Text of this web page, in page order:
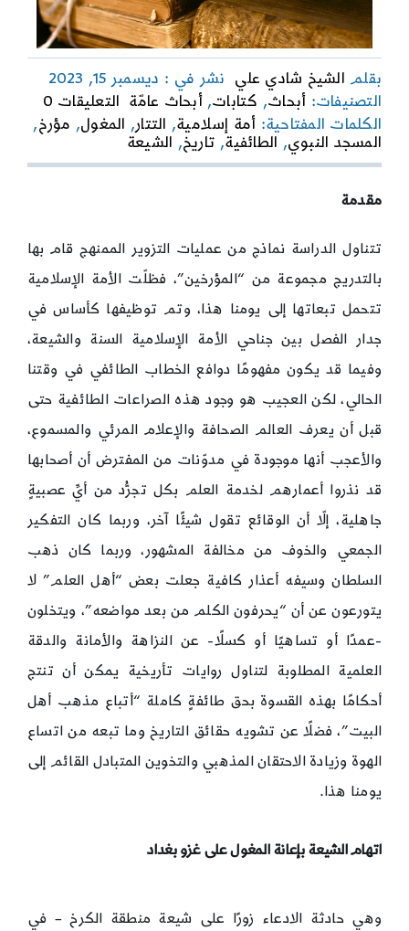
بقلم الشيخ شادي علي
نشر في : ديسمبر 15, 2023
التصنيفات: أبحاث, كتابات,أبحاث عامّة التعليقات 0
الوعي
الكلمات المفتاحية: أمة إسلامية, التتار, المغول, مؤرخ,
المسجد النبوي, الطائفية, تاريخ, الشيعة
مقدمة
تتناول الدراسة نماذج من عمليات التزوير الممنهج قام بها
بالتدريج مجموعة من “المؤرخين”، فظلّت الأمة الإسلامية
تتحمل تبعاتها إلى يومنا هذا، وتم توظيفها كأساس في
جدار الفصل بين جناحي الأمة الإسلامية السنة والشيعة،
وفيما قد يكون مفهومًا دوافع الخطاب الطائفي في وقتنا
الحالي، لكن العجيب هو وجود هذه الصراعات الطائفية حتى
قبل أن يعرف العالم الصحافة والإعلام المرئي والمسموع،
والأعجب أنها موجودة في مدوّنات من المفترض أن أصحابها
قد نذروا أعمارهم لخدمة العلم بكل تجرُّد من أيِّ عصبيةٍ
جاهلية، إلّا أن الوقائع تقول شيئًا آخر، وربما كان التفكير
الجمعي والخوف من مخالفة المشهور، وربما كان ذهب
السلطان وسيفه أعذار كافية جعلت بعض “أهل العلم” لا
يتورعون عن أن “يحرفون الكلم من بعد مواضعه”، ويتخلون
-عمدًا أو تساهيًا أو كسلًا- عن النزاهة والأمانة والدقة
العلمية المطلوبة لتناول روايات تأريخية يمكن أن تنتج
أحكامًا بهذه القسوة بحق طائفةٍ كاملة “أتباع مذهب أهل
البيت”، فضلًا عن تشويه حقائق التاريخ وما تبعه من اتساع
الهوة وزيادة الاحتقان المذهبي والتخوين المتبادل القائم إلى
يومنا هذا.
اتهام الشيعة بإعانة المغول على غزو بغداد
وهي حادثة الادعاء زورًا على شيعة منطقة الكرخ – في